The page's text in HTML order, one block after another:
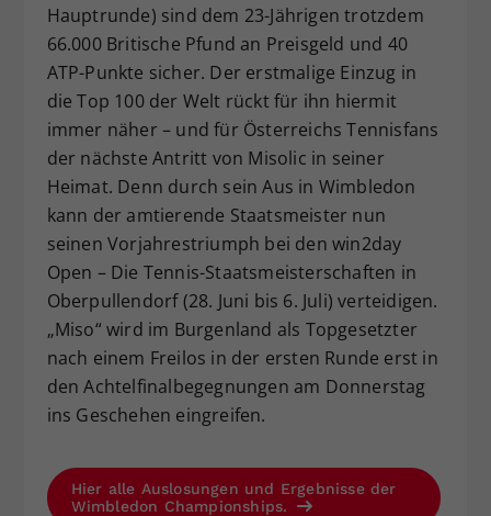
Hauptrunde) sind dem 23-Jährigen trotzdem
66.000 Britische Pfund an Preisgeld und 40
ATP-Punkte sicher. Der erstmalige Einzug in
die Top 100 der Welt rückt für ihn hiermit
immer näher – und für Österreichs Tennisfans
der nächste Antritt von Misolic in seiner
Heimat. Denn durch sein Aus in Wimbledon
kann der amtierende Staatsmeister nun
seinen Vorjahrestriumph bei den win2day
Open – Die Tennis-Staatsmeisterschaften in
Oberpullendorf (28. Juni bis 6. Juli) verteidigen.
„Miso“ wird im Burgenland als Topgesetzter
nach einem Freilos in der ersten Runde erst in
den Achtelfinalbegegnungen am Donnerstag
ins Geschehen eingreifen.
Hier alle Auslosungen und Ergebnisse der
Wimbledon Championships.